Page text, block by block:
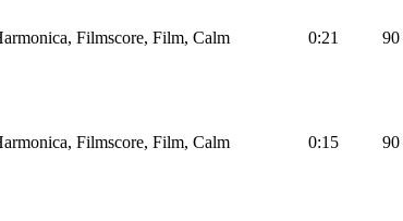
Filmscore, Film, Calm 0:21 90
Filmscore, Film, Calm 0:15 90